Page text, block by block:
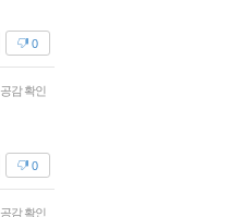
0
공감 확인
0
공감 확인